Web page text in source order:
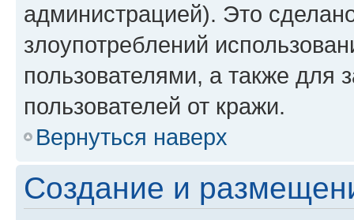
администрацией). Это
злоупотреблений
пользователями, а также для
пользователей от кражи.
Вернуться наверх
Создание и